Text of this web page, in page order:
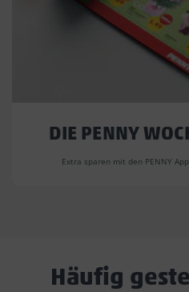
DIE PENNY
Extra sparen mit den PENNY
Häufig